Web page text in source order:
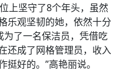
上坚守了8个年头，虽然
乐观坚韧的她，依然十分
为了一名保洁员，凭借吃
还成了网格管理员，收入
好的。”高艳丽说。